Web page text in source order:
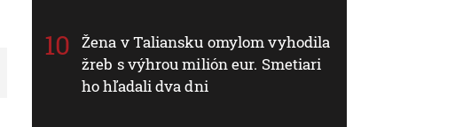
Žena v Taliansku omylom vyhodila
žreb s výhrou milión eur. Smetiari
ho hľadali dva dni